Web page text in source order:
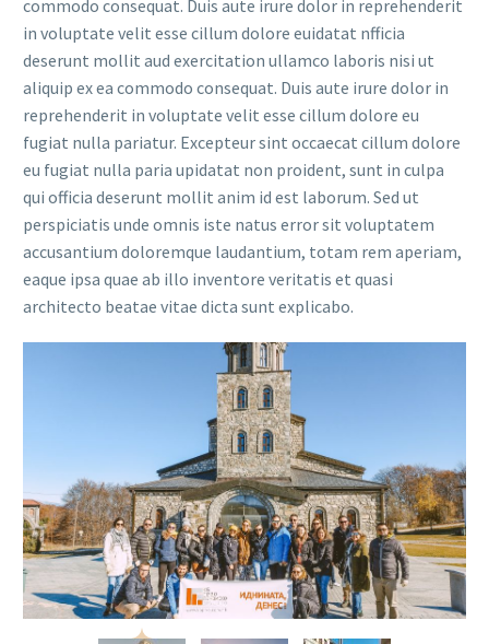
commodo consequat. Duis aute irure dolor in reprehenderit
in voluptate velit esse cillum dolore euidatat nfficia
deserunt mollit aud exercitation ullamco laboris nisi ut
aliquip ex ea commodo consequat. Duis aute irure dolor in
reprehenderit in voluptate velit esse cillum dolore eu
fugiat nulla pariatur. Excepteur sint occaecat cillum dolore
eu fugiat nulla paria upidatat non proident, sunt in culpa
qui officia deserunt mollit anim id est laborum. Sed ut
perspiciatis unde omnis iste natus error sit voluptatem
accusantium doloremque laudantium, totam rem aperiam,
eaque ipsa quae ab illo inventore veritatis et quasi
architecto beatae vitae dicta sunt explicabo.